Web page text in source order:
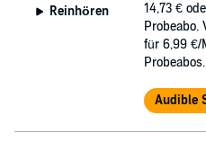
Reinhören 14,73 €
Probeabo.
für 6,99 €/
Probeabos.
Audible